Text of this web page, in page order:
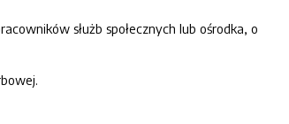
służb społecznych lub ośrodka, o